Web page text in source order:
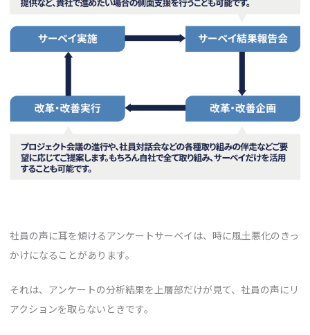
社員の声に耳を傾けるアンケートサーベイは、時に風土悪化のきっ
かけになることがあります。
それは、アンケートの分析結果を上層部だけが見て、社員の声にリ
アクションを取らないときです。